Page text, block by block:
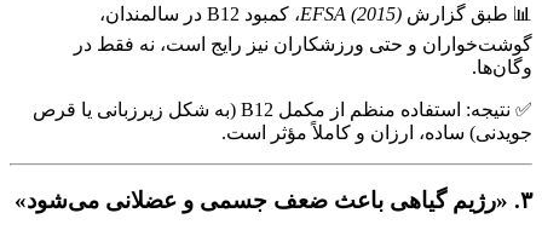
📊 طبق گزارش EFSA (2015)
، کمبود B12 در سالمندان،
گوشت‌خواران و حتی ورزشکاران نیز رایج است، نه فقط در
وگان‌ها.
✅ نتیجه: استفاده منظم از مکمل B12 (به شکل زیرزبانی یا قرص
جویدنی) ساده، ارزان و کاملاً مؤثر است.
۳. «رژیم گیاهی باعث ضعف جسمی و عضلانی می‌شود»